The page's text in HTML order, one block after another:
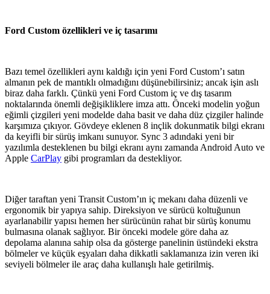
Ford Custom özellikleri ve iç tasarımı
Bazı temel özellikleri aynı kaldığı için yeni Ford Custom’ı satın
almanın pek de mantıklı olmadığını düşünebilirsiniz; ancak işin aslı
biraz daha farklı. Çünkü yeni Ford Custom iç ve dış tasarım
noktalarında önemli değişikliklere imza attı. Önceki modelin yoğun
eğimli çizgileri yeni modelde daha basit ve daha düz çizgiler halinde
karşımıza çıkıyor. Gövdeye eklenen 8 inçlik dokunmatik bilgi ekranı
da keyifli bir sürüş imkanı sunuyor. Sync 3 adındaki yeni bir
yazılımla desteklenen bu bilgi ekranı aynı zamanda Android Auto ve
Apple CarPlay gibi programları da destekliyor.
Diğer taraftan yeni Transit Custom’ın iç mekanı daha düzenli ve
ergonomik bir yapıya sahip. Direksiyon ve sürücü koltuğunun
ayarlanabilir yapısı hemen her sürücünün rahat bir sürüş konumu
bulmasına olanak sağlıyor. Bir önceki modele göre daha az
depolama alanına sahip olsa da gösterge panelinin üstündeki ekstra
bölmeler ve küçük eşyaları daha dikkatli saklamanıza izin veren iki
seviyeli bölmeler ile araç daha kullanışlı hale getirilmiş.